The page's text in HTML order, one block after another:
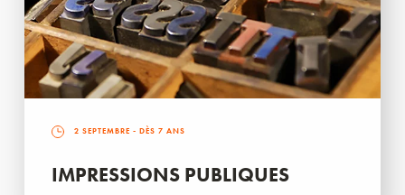
2 SEPTEMBRE - DÈS 7 ANS
IMPRESSIONS PUBLIQUES